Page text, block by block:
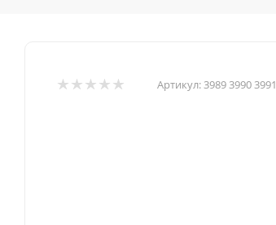
Артикул:3989 3990 3991